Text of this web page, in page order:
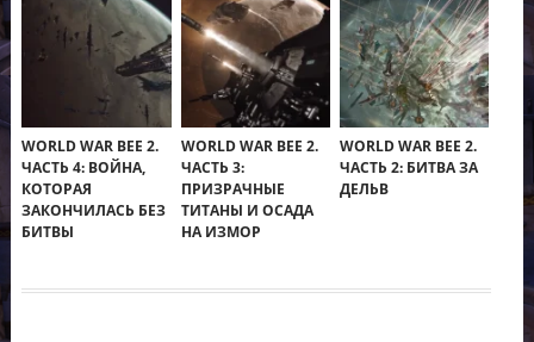
WORLD WAR BEE 2.
ЧАСТЬ 4: ВОЙНА,
КОТОРАЯ
ЗАКОНЧИЛАСЬ БЕЗ
БИТВЫ
WORLD WAR BEE 2.
ЧАСТЬ 3:
ПРИЗРАЧНЫЕ
ТИТАНЫ И ОСАДА
НА ИЗМОР
WORLD WAR BEE 2.
ЧАСТЬ 2: БИТВА ЗА
ДЕЛЬВ